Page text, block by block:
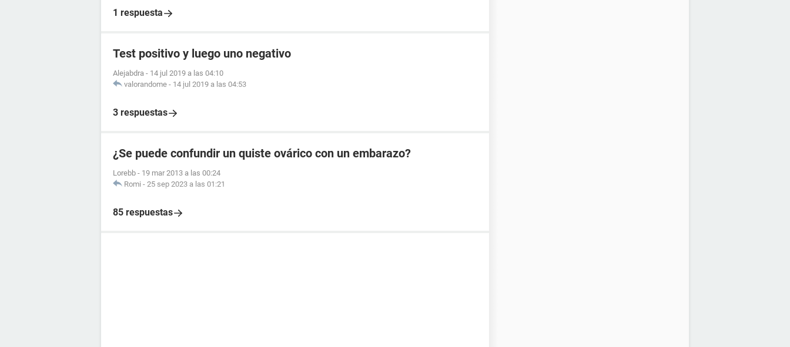
1 respuesta
Test positivo y luego uno negativo
Alejabdra - 14 jul 2019 a las 04:10
valorandome - 14 jul 2019 a las 04:53
3 respuestas
¿Se puede confundir un quiste ovárico con un embarazo?
Lorebb - 19 mar 2013 a las 00:24
Romi - 25 sep 2023 a las 01:21
85 respuestas